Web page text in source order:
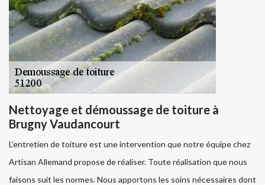
Nettoyage et démoussage de toiture à
Brugny Vaudancourt
L’entretien de toiture est une intervention que notre équipe chez
Artisan Allemand propose de réaliser. Toute réalisation que nous
faisons suit les normes. Nous apportons les soins nécessaires dont